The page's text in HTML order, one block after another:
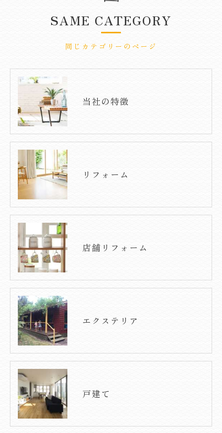
同じカテゴリーのページ
SAME CATEGORY
当社の特徴
リフォーム
店舗リフォーム
エクステリア
戸建て